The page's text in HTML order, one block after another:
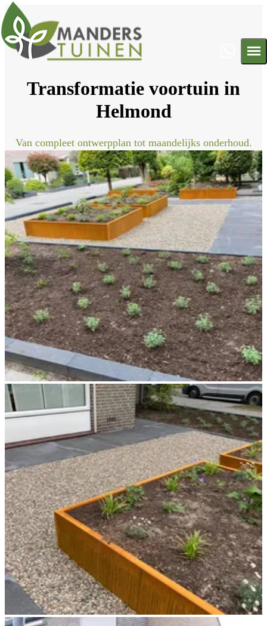
Ontwerp
Projecten
Contact
Transformatie voortuin in
Helmond
Van compleet ontwerpplan tot maandelijks onderhoud.